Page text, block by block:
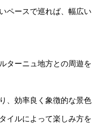
ペースで巡れば、幅広い
ターニュ地方との周遊を
、効率良く象徴的な景色
イルによって楽しみ方を